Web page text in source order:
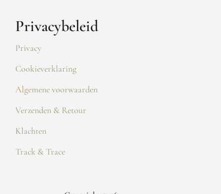
Privacybeleid
Privacy
Cookieverklaring
Algemene voorwaarden
Verzenden & Retour
Klachten
Track & Trace